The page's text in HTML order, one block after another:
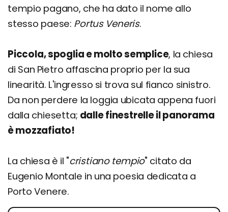
tempio pagano, che ha dato il nome allo
stesso paese: Portus Veneris.
Piccola, spoglia e molto semplice, la chiesa
di San Pietro affascina proprio per la sua
linearità. L'ingresso si trova sul fianco sinistro.
Da non perdere la loggia ubicata appena fuori
dalla chiesetta; dalle finestrelle il panorama
è mozzafiato!
La chiesa è il "cristiano tempio" citato da
Eugenio Montale in una poesia dedicata a
Porto Venere.